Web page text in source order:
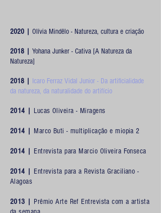
2020 | Olívia Mindêlo - Natureza, cultura e criação
2018 | Yohana Junker - Cativa [A Natureza da
Natureza]
2018 | Icaro Ferraz Vidal Junior - Da artificialidade
da natureza, da naturalidade do artifício
2014 | Lucas Oliveira - Miragens
2014 | Marco Buti - multiplicação e miopia 2
2014 | Entrevista para Marcio Oliveira Fonseca
2014 | Entrevista para a Revista Graciliano -
Alagoas
2013 | Prêmio Arte Ref Entrevista com a artista